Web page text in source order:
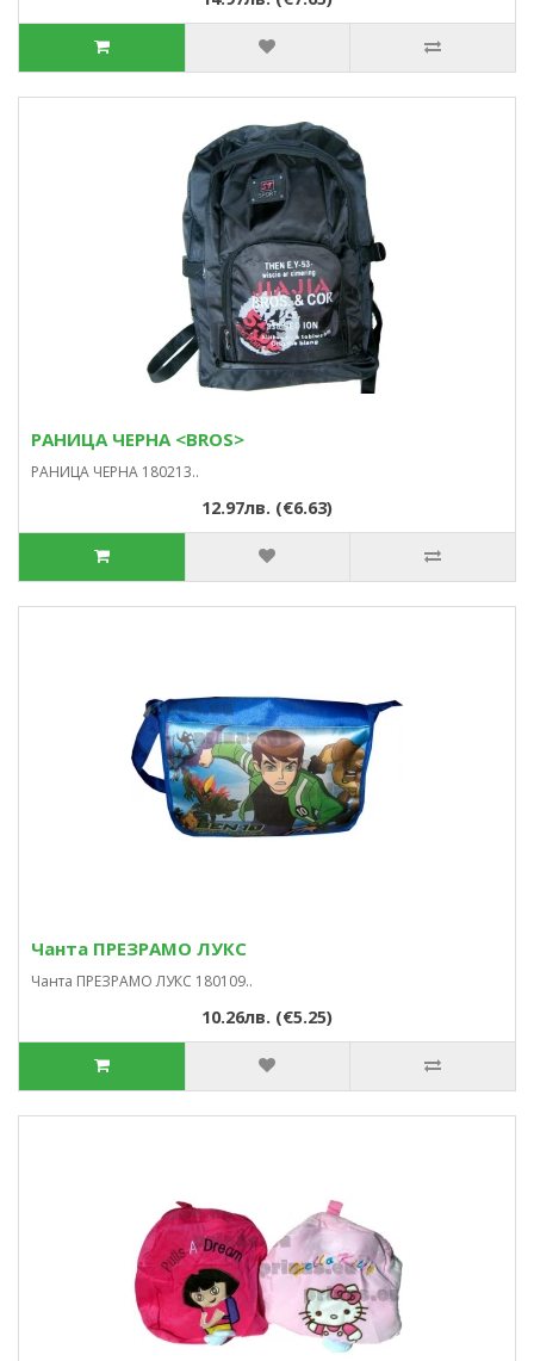
РАНИЦА ЧЕРНА <BROS>
РАНИЦА ЧЕРНА 180213..
12.97лв. (€6.63)
Чанта ПРЕЗРАМО ЛУКС
Чанта ПРЕЗРАМО ЛУКС 180109..
10.26лв. (€5.25)